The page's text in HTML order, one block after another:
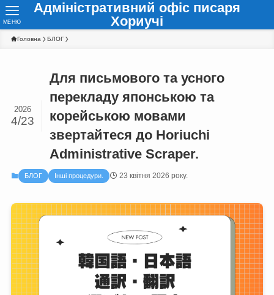
Адміністративний офіс писаря
Хориучі
МЕНЮ
Головна БЛОГ
Для письмового та усного
перекладу японською та
корейською мовами
звертайтеся до Horiuchi
Administrative Scraper.
2026
4/23
БЛОГ Інші процедури. 23 квітня 2026 року.